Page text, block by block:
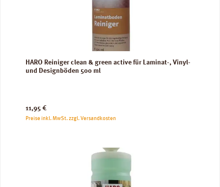
HARO Reiniger clean & green active für Laminat-, Vinyl-
und Designböden 500 ml
Regulärer Preis:
11,95 €
Preise inkl. MwSt. zzgl. Versandkosten